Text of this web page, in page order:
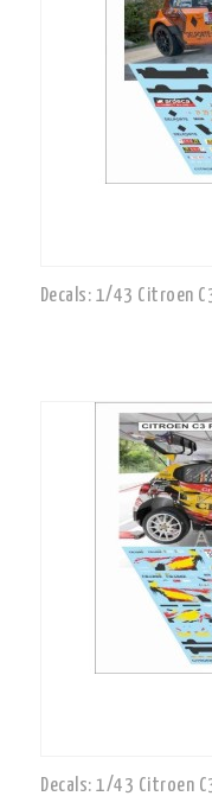
Decals: 1/43 Citroen
Decals: 1/43 Citroen